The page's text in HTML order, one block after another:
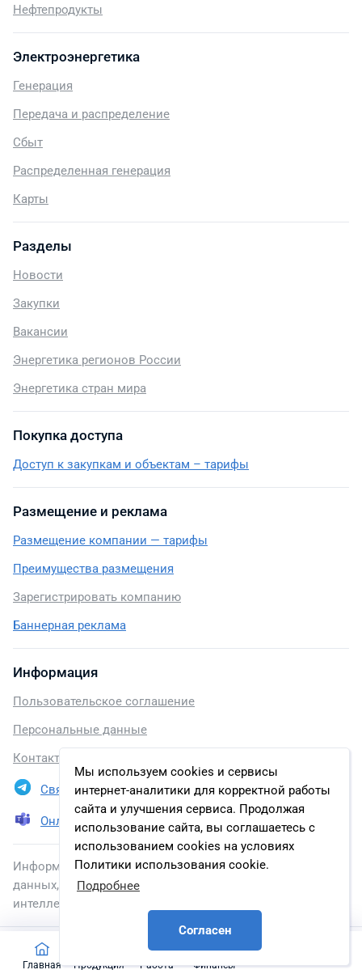
Мы используем cookies и сервисы
интернет-аналитики для корректной работы
сайта и улучшения сервиса. Продолжая
использование сайта, вы соглашаетесь с
использованием cookies на условиях
Политики использования cookie.
Подробнее
Согласен
Главная Продукция Работа Финансы
Нефтепродукты
Электроэнергетика
Генерация
Передача и распределение
Сбыт
Распределенная генерация
Карты
Разделы
Новости
Закупки
Вакансии
Энергетика регионов России
Энергетика стран мира
Покупка доступа
Доступ к закупкам и объектам – тарифы
Размещение и реклама
Размещение компании — тарифы
Преимущества размещения
Зарегистрировать компанию
Баннерная реклама
Информация
Пользовательское соглашение
Персональные данные
Контакты
Связаться в Telegram
Онлайн презентация
Информация, размещенная на сайте, включена в базу
данных, зарегистрированную в Федеральной службе по
интеллектуальной собственности.
2026 © energybase.ru